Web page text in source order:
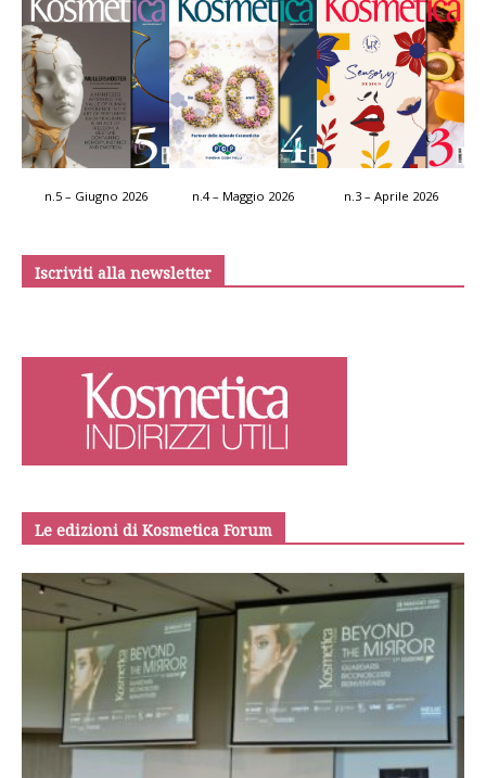
n.5 – Giugno 2026 n.4 – Maggio 2026 n.3 – Aprile 2026
Iscriviti alla newsletter
Le edizioni di Kosmetica Forum